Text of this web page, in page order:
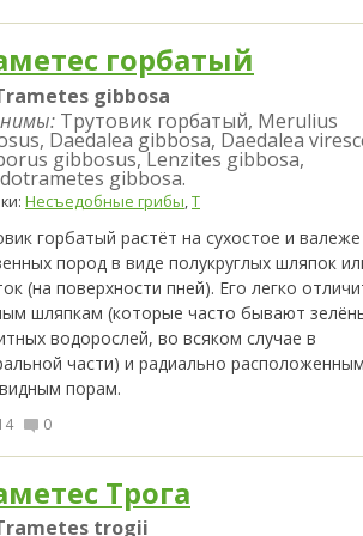
горбатый
gibbosa
Трутовик горбатый, Merulius
Daedalea gibbosa, Daedalea
gibbosus, Lenzites gibbosa,
gibbosa.
Несъедобные грибы,Т
горбатый растёт на сухостое и валеже
пород в виде полукруглых шляпок
(на поверхности пней). Его легко
шляпкам (которые часто бывают
водорослей, во всяком случае в
части) и радиально расположенным
порам.
0
Трога
trogii